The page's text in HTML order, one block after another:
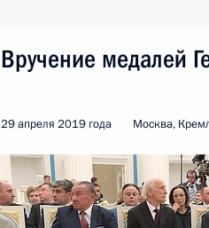
Вручение медалей
29 апреля 2019 года Москва,